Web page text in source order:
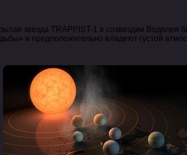
звезда TRAPPIST-1 в созвездии Водолея
и предположительно владеют густой